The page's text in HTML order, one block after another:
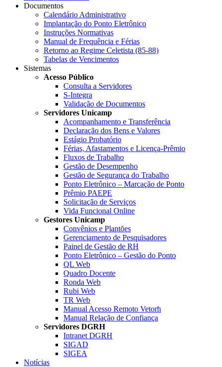
Documentos
Calendário Administrativo
Implantação do Ponto Eletrônico
Instruções Normativas
Manual de Frequência e Férias
Retorno ao Regime Celetista (85-88)
Tabelas de Vencimentos
Sistemas
Acesso Público
Consulta a Servidores
S-Integra
Validação de Documentos
Servidores Unicamp
Acompanhamento e Transferência
Declaração dos Bens e Valores
Estágio Probatório
Férias, Afastamentos e Licença-Prêmio
Fluxos de Trabalho
Gestão de Desempenho
Gestão de Segurança do Trabalho
Ponto Eletrônico – Marcação de Ponto
Prêmio PAEPE
Solicitação de Serviços
Vida Funcional Online
Gestores Unicamp
Convênios e Plantões
Gerenciamento de Pesquisadores
Painel de Gestão de RH
Ponto Eletrônico – Gestão do Ponto
QL Web
Quadro Docente
Ronda Web
Rubi Web
TR Web
Manual Acesso Remoto Vetorh
Manual Relação de Confiança
Servidores DGRH
Intranet DGRH
SIGAD
SIGEA
Notícias